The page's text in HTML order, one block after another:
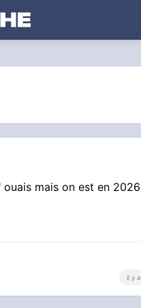
mais on est en
il y